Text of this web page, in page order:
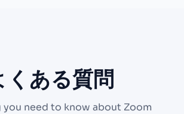
くある質問
you need to know about Zoom